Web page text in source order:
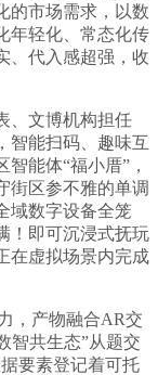
的市场需求，以数
年轻化、常态化传
、代入感超强，收
文博机构担任
智能扫码、趣味互
能体“福小厝”，
街区参不雅的单调
域数字设备全笼
！即可沉浸式抚玩
在虚拟场景内完成
，产物融合AR交
智共生态”从题交
要素登记着可托